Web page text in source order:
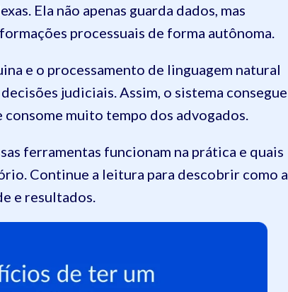
Ela não apenas guarda dados, mas
processuais de forma autônoma.
e o processamento de linguagem natural
judiciais. Assim, o sistema consegue
muito tempo dos advogados.
ferramentas funcionam na prática e quais
Continue a leitura para descobrir como a
e resultados.